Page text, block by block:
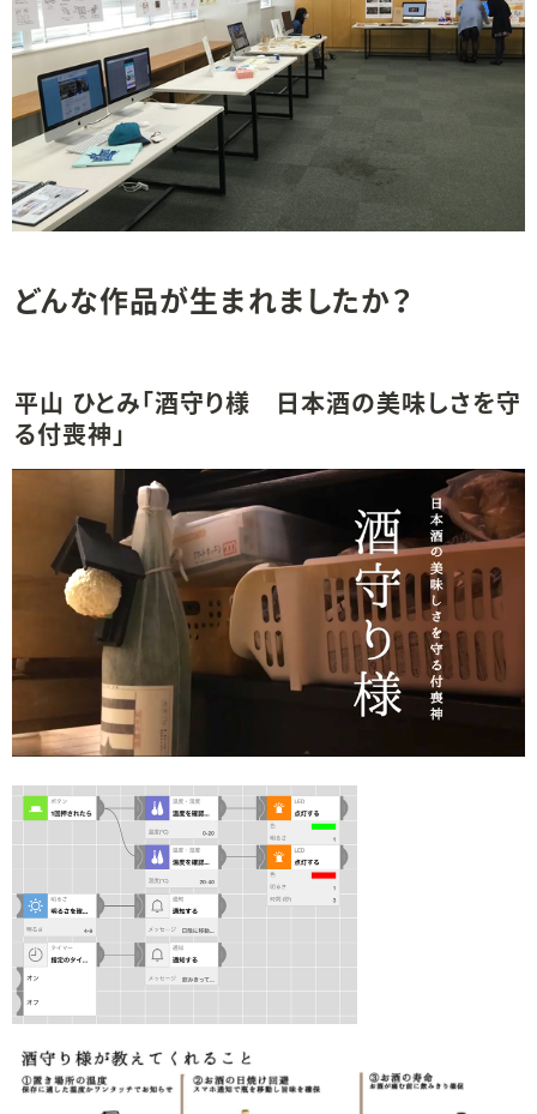
どんな作品が生まれましたか？
平山 ひとみ「酒守り様　日本酒の美味しさを守
る付喪神」